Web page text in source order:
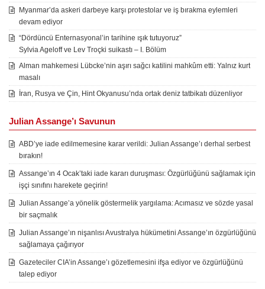
Myanmar’da askeri darbeye karşı protestolar ve iş bırakma eylemleri
devam ediyor
“Dördüncü Enternasyonal’in tarihine ışık tutuyoruz”
Sylvia Ageloff ve Lev Troçki suikastı – I. Bölüm
Alman mahkemesi Lübcke’nin aşırı sağcı katilini mahkûm etti: Yalnız kurt
masalı
İran, Rusya ve Çin, Hint Okyanusu’nda ortak deniz tatbikatı düzenliyor
Julian Assange’ı Savunun
ABD’ye iade edilmemesine karar verildi: Julian Assange’ı derhal serbest
bırakın!
Assange’ın 4 Ocak’taki iade kararı duruşması: Özgürlüğünü sağlamak için
işçi sınıfını harekete geçirin!
Julian Assange’a yönelik göstermelik yargılama: Acımasız ve sözde yasal
bir saçmalık
Julian Assange’ın nişanlısı Avustralya hükümetini Assange’ın özgürlüğünü
sağlamaya çağırıyor
Gazeteciler CIA’in Assange’ı gözetlemesini ifşa ediyor ve özgürlüğünü
talep ediyor